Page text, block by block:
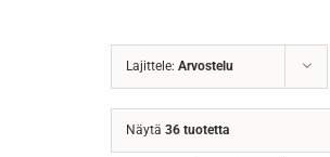
Lajittele: Arvostelu
Näytä 36 tuotetta